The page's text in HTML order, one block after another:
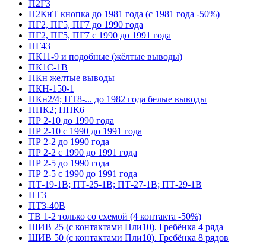
П2Г3
П2КнТ кнопка до 1981 года (с 1981 года -50%)
ПГ2, ПГ5, ПГ7 до 1990 года
ПГ2, ПГ5, ПГ7 с 1990 до 1991 года
ПГ43
ПК11-9 и подобные (жёлтые выводы)
ПК1С-1В
ПКн желтые выводы
ПКН-150-1
ПКн2/4; ПТ8-... до 1982 года белые выводы
ППК2; ППК6
ПР 2-10 до 1990 года
ПР 2-10 с 1990 до 1991 года
ПР 2-2 до 1990 года
ПР 2-2 с 1990 до 1991 года
ПР 2-5 до 1990 года
ПР 2-5 с 1990 до 1991 года
ПТ-19-1В; ПТ-25-1В; ПТ-27-1В; ПТ-29-1В
ПТ3
ПТ3-40В
ТВ 1-2 только со схемой (4 контакта -50%)
ШИВ 25 (с контактами Пли10). Гребёнка 4 ряда
ШИВ 50 (с контактами Пли10). Гребёнка 8 рядов